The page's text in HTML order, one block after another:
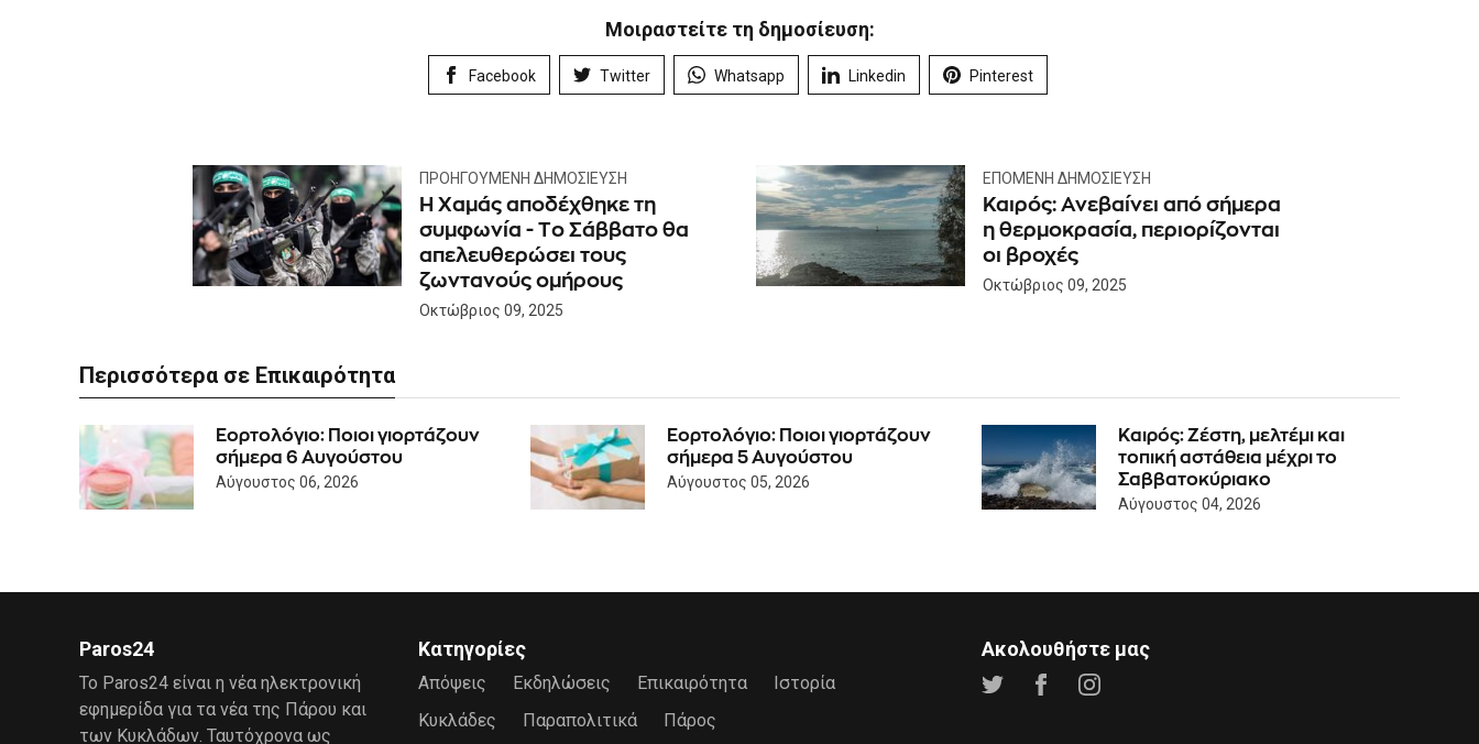
Μοιραστείτε τη δημοσίευση:
Facebook Twitter Whatsapp Linkedin Pinterest
ΠΡΟΗΓΟΎΜΕΝΗ ΔΗΜΟΣΊΕΥΣΗ
Η Χαμάς αποδέχθηκε τη
συμφωνία - Tο Σάββατο θα
απελευθερώσει τους
ζωντανούς ομήρους
Οκτώβριος 09, 2025
ΕΠΌΜΕΝΗ ΔΗΜΟΣΊΕΥΣΗ
Καιρός: Ανεβαίνει από σήμερα
η θερμοκρασία, περιορίζονται
οι βροχές
Οκτώβριος 09, 2025
Περισσότερα σε Επικαιρότητα
Εορτολόγιο: Ποιοι γιορτάζουν
σήμερα 6 Αυγούστου
Αύγουστος 06, 2026
Εορτολόγιο: Ποιοι γιορτάζουν
σήμερα 5 Αυγούστου
Αύγουστος 05, 2026
Καιρός: Ζέστη, μελτέμι και
τοπική αστάθεια μέχρι το
Σαββατοκύριακο
Αύγουστος 04, 2026
Paros24
Το Paros24 είναι η νέα ηλεκτρονική
εφημερίδα για τα νέα της Πάρου και
των Κυκλάδων. Ταυτόχρονα ως
Κατηγορίες
Απόψεις Εκδηλώσεις Επικαιρότητα
Ιστορία
Κυκλάδες
Παραπολιτικά Πάρος
Ακολουθήστε μας